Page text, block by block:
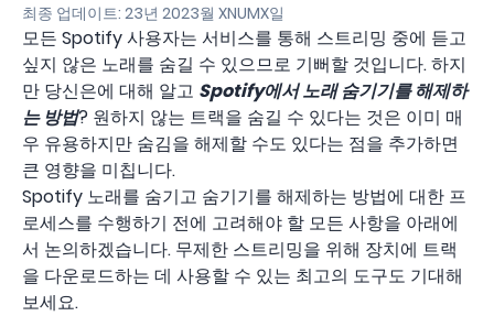
최종 업데이트: 23년 2023월 XNUMX일
모든 Spotify 사용자는 서비스를 통해 스트리밍 중에 듣고
싶지 않은 노래를 숨길 수 있으므로 기뻐할 것입니다. 하지
만 당신은에 대해 알고 Spotify에서 노래 숨기기를 해제하
는 방법? 원하지 않는 트랙을 숨길 수 있다는 것은 이미 매
우 유용하지만 숨김을 해제할 수도 있다는 점을 추가하면
큰 영향을 미칩니다.
Spotify 노래를 숨기고 숨기기를 해제하는 방법에 대한 프
로세스를 수행하기 전에 고려해야 할 모든 사항을 아래에
서 논의하겠습니다. 무제한 스트리밍을 위해 장치에 트랙
을 다운로드하는 데 사용할 수 있는 최고의 도구도 기대해
보세요.